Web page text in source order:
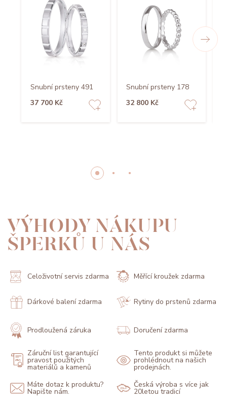
Snubní prsteny 491
37 700 Kč
Snubní prsteny 178
32 800 Kč
VÝHODY NÁKUPU
ŠPERKŮ U NÁS
Celoživotní servis zdarma Měřící kroužek zdarma
Dárkové balení zdarma Rytiny do prstenů zdarma
Prodloužená záruka Doručení zdarma
Záruční list garantující
pravost použitých
materiálů a kamenů
Tento produkt si můžete
prohlédnout na našich
prodejnách.
Máte dotaz k produktu?
Napište nám.
Česká výroba s více jak
20letou tradicí